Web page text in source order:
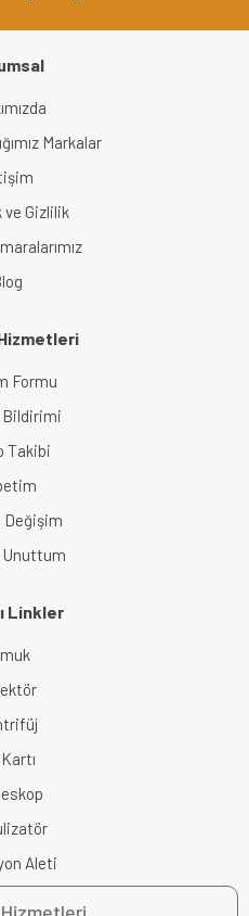
Markalar
ve Gizlilik
Formu
Bildirimi
Takibi
Değişim
Linkler
Kartı
Aleti